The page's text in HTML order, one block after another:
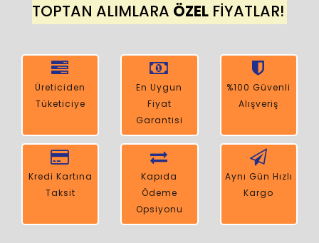
TOPTAN ALIMLARA ÖZELFİYATLAR!
Üreticiden
Tüketiciye
En Uygun
Fiyat
Garantisi
%100 Güvenli
Alışveriş
Kredi Kartına
Taksit
Kapıda
Ödeme
Opsiyonu
Aynı Gün Hızlı
Kargo